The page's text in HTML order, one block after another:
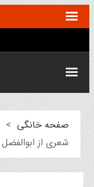
صفحه خانگی >
شعری از